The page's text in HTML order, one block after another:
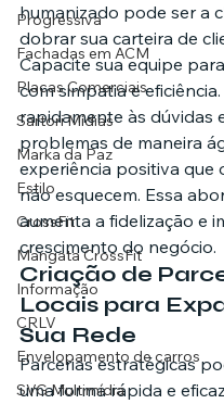
Progressiva
Fachadas em ACM
Placas Comerciais
Sartori Mídias
Marka da Paz
Estilo
CrossFit
Mangata CrossFit
Informação
CRLV
Envelopamento de carros
SVG Multimídia
humanizado pode ser a
dobrar sua carteira de
Capacite sua equipe
com simpatia e
rapidamente às dúvidas
problemas de maneira
experiência positiva que
não esquecem. Essa
aumenta a fidelização e
crescimento do negócio.
Criação de
Locais para
Sua Rede
Parcerias estratégicas
uma forma rápida e